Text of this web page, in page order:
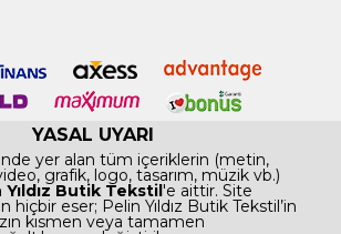
YASAL UYARI
yer alan tüm içeriklerin (metin,
grafik, logo, tasarım, müzik vb.)
Yıldız Butik Tekstil 'e aittir. Site
hiçbir eser; Pelin Yıldız Butik Tekstil’in
kısmen veya tamamen